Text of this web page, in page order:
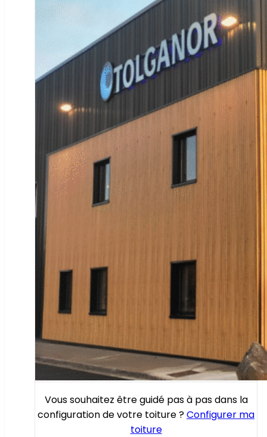
Vous souhaitez être guidé pas à pas dans la
configuration de votre toiture ?Configurer ma
toiture